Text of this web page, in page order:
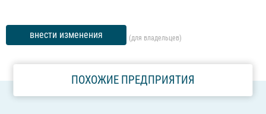
внести изменения (для владельцев)
ПОХОЖИЕ ПРЕДПРИЯТИЯ